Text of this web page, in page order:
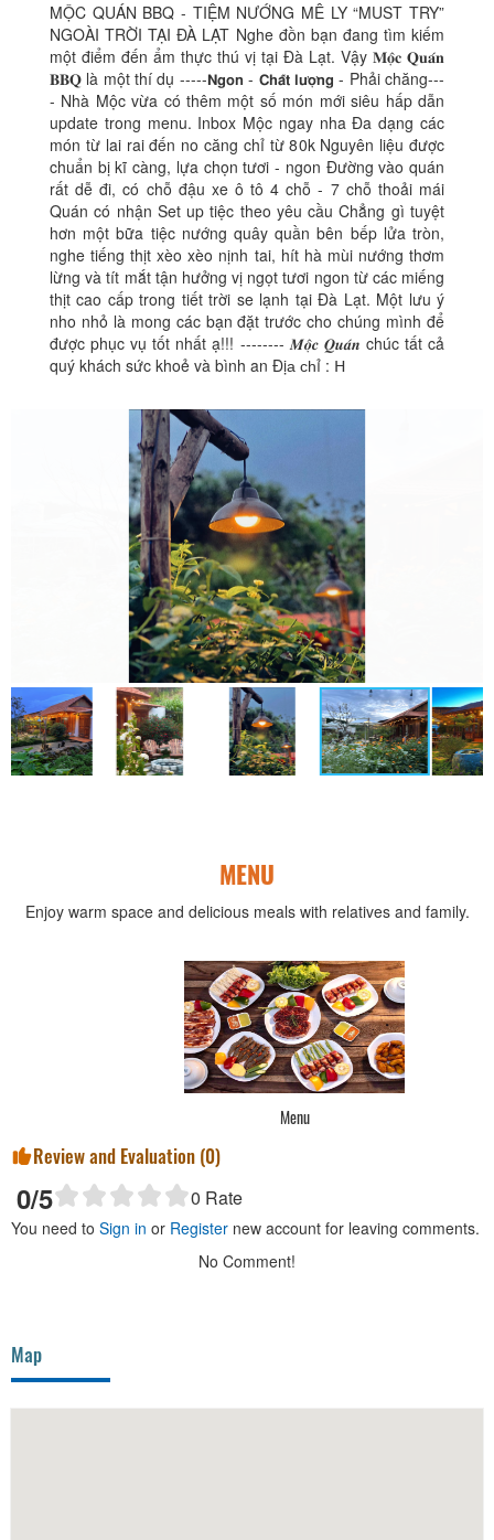
MỘC QUÁN BBQ - TIỆM NƯỚNG MÊ LY “MUST TRY”
NGOÀI TRỜI TẠI ĐÀ LẠT Nghe đồn bạn đang tìm kiếm
một điểm đến ẩm thực thú vị tại Đà Lạt. Vậy 𝐌𝐨̣̂𝐜 𝐐𝐮𝐚́𝐧
𝐁𝐁𝐐 là một thí dụ -----𝗡𝗴𝗼𝗻 - 𝗖𝗵𝗮̂́𝘁 𝗹𝘂̛𝗼̛̣𝗻𝗴 - Phải chăng---
- Nhà Mộc vừa có thêm một số món mới siêu hấp dẫn
update trong menu. Inbox Mộc ngay nha Đa dạng các
món từ lai rai đến no căng chỉ từ 80k Nguyên liệu được
chuẩn bị kĩ càng, lựa chọn tươi - ngon Đường vào quán
rất dễ đi, có chỗ đậu xe ô tô 4 chỗ - 7 chỗ thoải mái
Quán có nhận Set up tiệc theo yêu cầu Chẳng gì tuyệt
hơn một bữa tiệc nướng quây quần bên bếp lửa tròn,
nghe tiếng thịt xèo xèo nịnh tai, hít hà mùi nướng thơm
lừng và tít mắt tận hưởng vị ngọt tươi ngon từ các miếng
thịt cao cấp trong tiết trời se lạnh tại Đà Lạt. Một lưu ý
nho nhỏ là mong các bạn đặt trước cho chúng mình để
được phục vụ tốt nhất ạ!!! -------- 𝑴𝒐̣̂𝒄 𝑸𝒖𝒂́𝒏 chúc tất cả
quý khách sức khoẻ và bình an Địа сһỉ : 𝖧
MENU
Enjoy warm space and delicious meals with relatives and family.
Review and Evaluation (0)
0/5 0 Rate
You need to Sign in or Register new account for leaving comments.
No Comment!
Map